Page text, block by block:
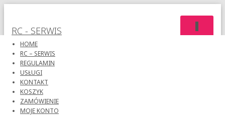
RC - SERWIS
HOME
RC – SERWIS
REGULAMIN
USŁUGI
KONTAKT
KOSZYK
ZAMÓWIENIE
MOJE KONTO
wodoszczelny